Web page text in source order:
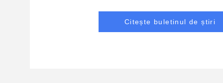
Citește buletinul de știri